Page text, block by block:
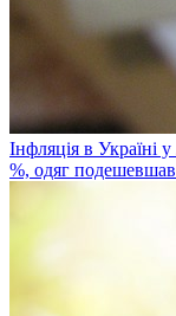
Інфляція в Україні
%, одяг подешевшав